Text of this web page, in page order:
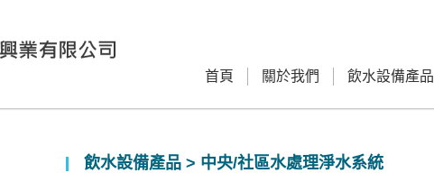
首頁 關於我們 飲水設備產品
飲水設備產品 > 中央/社區水處理淨水系統